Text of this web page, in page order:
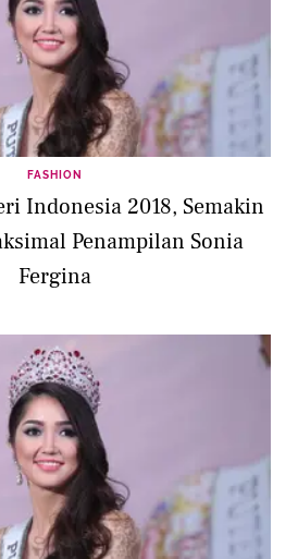
FASHION
Indonesia 2018, Semakin
Penampilan Sonia
Fergina